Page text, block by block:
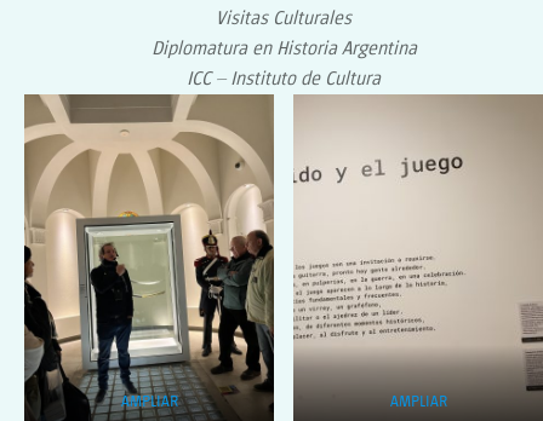
Visitas Culturales
Diplomatura en Historia Argentina
ICC – Instituto de Cultura
AMPLIAR AMPLIAR